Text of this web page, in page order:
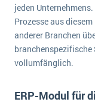
jeden
Prozesse aus
anderer Branchen
vollumfänglich.
ERP-Modul für